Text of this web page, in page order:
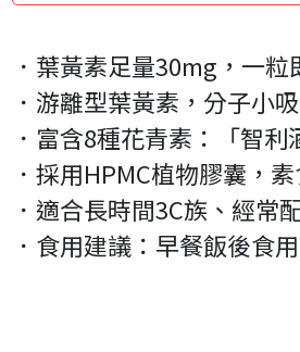
．葉黃素足量30mg，一
．游離型葉黃素，分子小
．富含8種花青素：「智
．採用HPMC植物膠囊，
．適合長時間3C族、經常
．食用建議：早餐飯後食